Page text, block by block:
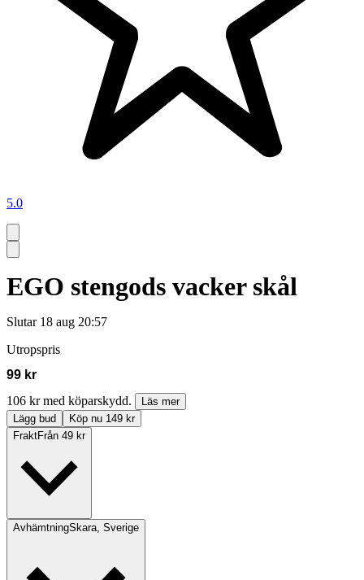
5.0
EGO stengods vacker skål
Slutar 18 aug 20:57
Utropspris
99 kr
106 kr med köparskydd.
Läs mer
Lägg bud
Köp nu 149 kr
FraktFrån 49 kr
AvhämtningSkara, Sverige